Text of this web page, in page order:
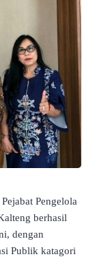
Pengelola
berhasil
dengan
Publik katagori